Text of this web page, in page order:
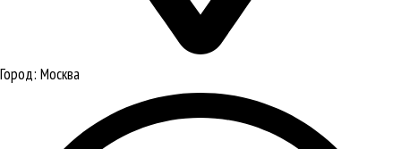
Город: Москва